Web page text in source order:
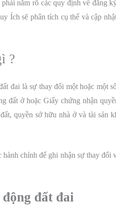
nắm rõ các quy định về đăng
Ích sẽ phân tích cụ thể và cập
?
đai là sự thay đổi một hoặc một
đất ở hoặc Giấy chứng nhận
quyền sở hữu nhà ở và tài sản
chính để ghi nhận sự thay đổi
đất đai